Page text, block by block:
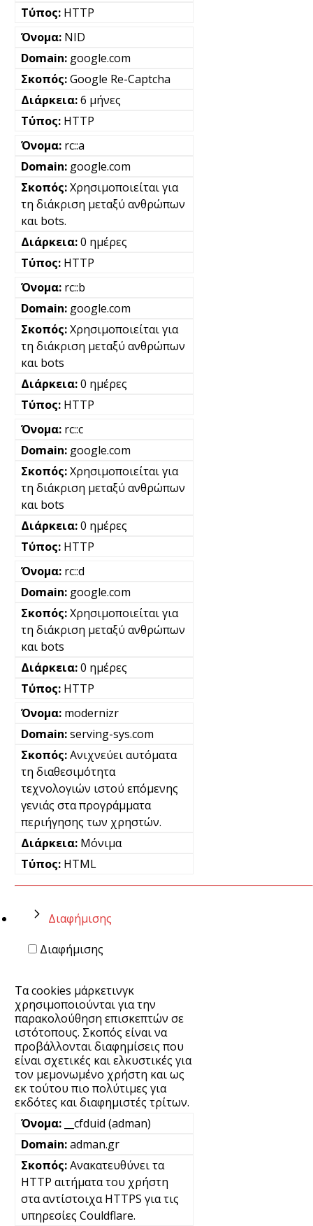
HTTP
NID
google.com
Google Re-Captcha
6 μήνες
HTTP
rc::a
google.com
Χρησιμοποιείται για
τη διάκριση μεταξύ ανθρώπων
και bots.
0 ημέρες
HTTP
rc::b
google.com
Χρησιμοποιείται για
τη διάκριση μεταξύ ανθρώπων
και bots
0 ημέρες
HTTP
rc::c
google.com
Χρησιμοποιείται για
τη διάκριση μεταξύ ανθρώπων
και bots
0 ημέρες
HTTP
rc::d
google.com
Χρησιμοποιείται για
τη διάκριση μεταξύ ανθρώπων
και bots
0 ημέρες
HTTP
modernizr
serving-sys.com
Ανιχνεύει αυτόματα
τη διαθεσιμότητα
τεχνολογιών ιστού επόμενης
γενιάς στα προγράμματα
περιήγησης των χρηστών.
Μόνιμα
HTML
Διαφήμισης
Διαφήμισης
Τα cookies μάρκετινγκ
χρησιμοποιούνται για την
παρακολούθηση επισκεπτών σε
ιστότοπους. Σκοπός είναι να
προβάλλονται διαφημίσεις που
είναι σχετικές και ελκυστικές για
τον μεμονωμένο χρήστη και ως
εκ τούτου πιο πολύτιμες για
εκδότες και διαφημιστές τρίτων.
__cfduid (adman)
adman.gr
Ανακατευθύνει τα
HTTP αιτήματα του χρήστη
στα αντίστοιχα HTTPS για τις
υπηρεσίες Couldflare.